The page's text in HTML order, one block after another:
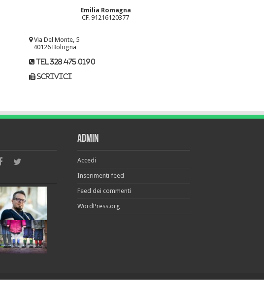
Emilia Romagna
CF. 91216120377
Via Del Monte, 5
40126 Bologna
tel 328.475.0190
scrivici
Admin
Accedi
Inserimenti feed
Feed dei commenti
WordPress.org